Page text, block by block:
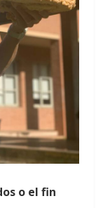
o el fin